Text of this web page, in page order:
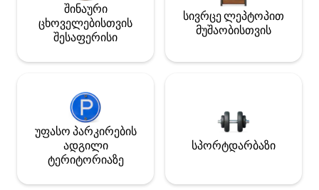
შინაური
ცხოველებისთვის
შესაფერისი
სივრცე ლეპტოპით
მუშაობისთვის
უფასო პარკირების
ადგილი
ტერიტორიაზე
სპორტდარბაზი